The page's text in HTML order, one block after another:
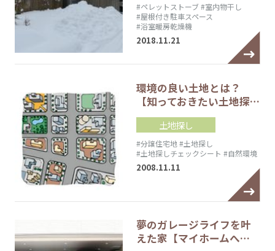
#ペレットストーブ#室内物干し
#屋根付き駐車スペース
#浴室暖房乾燥機
2018.11.21
環境の良い土地とは？
【知っておきたい土地探…
土地探し
#分譲住宅地#土地探し
#土地探しチェックシート #自然環境
2008.11.11
夢のガレージライフを叶
えた家【マイホームへ…